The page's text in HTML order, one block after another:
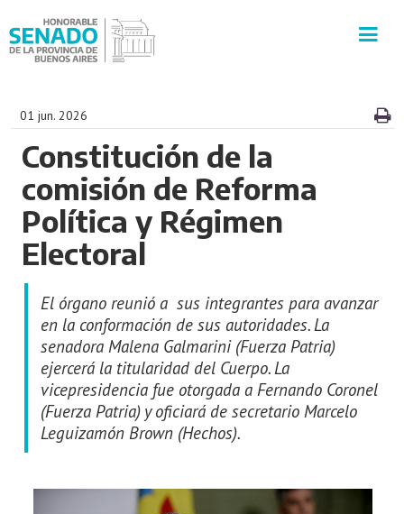
SECRETARÍAS
PRENSA
VISITAS GUIADAS
CONTACTO
01 jun. 2026
Constitución de la
comisión de Reforma
Política y Régimen
Electoral
El órgano reunió a sus integrantes para avanzar
en la conformación de sus autoridades. La
senadora Malena Galmarini (Fuerza Patria)
ejercerá la titularidad del Cuerpo. La
vicepresidencia fue otorgada a Fernando Coronel
(Fuerza Patria) y oficiará de secretario Marcelo
Leguizamón Brown (Hechos).